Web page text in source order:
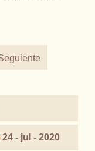
24 - jul - 2020